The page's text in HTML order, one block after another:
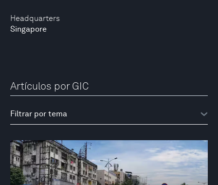
Headquarters
Singapore
Artículos por GIC